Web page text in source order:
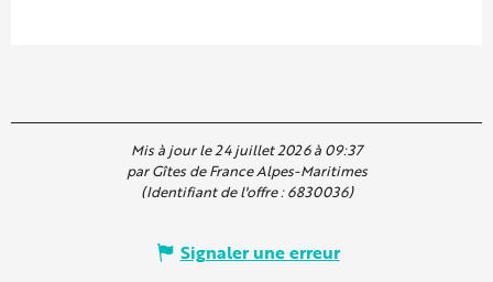
Mis à jour le 24 juillet 2026 à 09:37
par Gîtes de France Alpes-Maritimes
(Identifiant de l'offre :6830036)
Signaler une erreur